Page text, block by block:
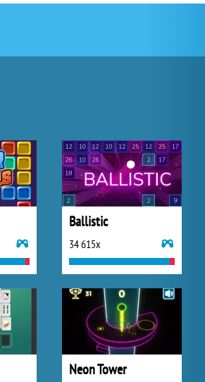
Ballistic
34 615x
Neon Tower